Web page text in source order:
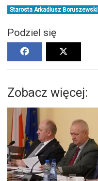
Starosta Arkadiusz Boruszewski
Podziel się
Zobacz więcej: